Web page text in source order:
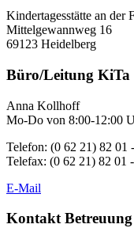
Kindertagesstätte an der
Mittelgewannweg 16
69123 Heidelberg
Büro/Leitung KiTa
Anna Kollhoff
Mo-Do von 8:00-12:00
Telefon: (0 62 21) 82 01
Telefax: (0 62 21) 82 01
E-Mail
Kontakt Betreuung